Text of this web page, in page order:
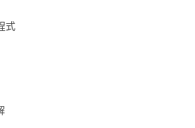
式